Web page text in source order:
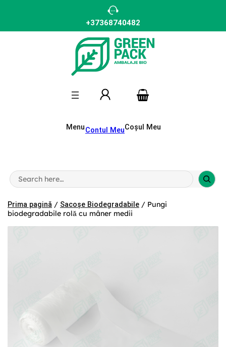
+37368740482
MenuContul MeuCoșul Meu
S
e
r
c
Prima pagină / Sacoșe Biodegradabile / Pungi
biodegradabile rolă cu mâner medii